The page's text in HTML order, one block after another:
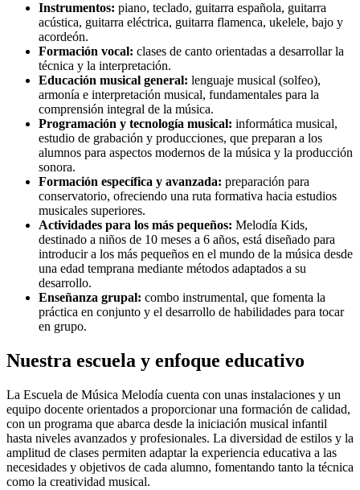
Instrumentos: piano, teclado, guitarra española, guitarra
acústica, guitarra eléctrica, guitarra flamenca, ukelele, bajo y
acordeón.
Formación vocal: clases de canto orientadas a desarrollar la
técnica y la interpretación.
Educación musical general: lenguaje musical (solfeo),
armonía e interpretación musical, fundamentales para la
comprensión integral de la música.
Programación y tecnología musical: informática musical,
estudio de grabación y producciones, que preparan a los
alumnos para aspectos modernos de la música y la producción
sonora.
Formación específica y avanzada: preparación para
conservatorio, ofreciendo una ruta formativa hacia estudios
musicales superiores.
Actividades para los más pequeños: Melodía Kids,
destinado a niños de 10 meses a 6 años, está diseñado para
introducir a los más pequeños en el mundo de la música desde
una edad temprana mediante métodos adaptados a su
desarrollo.
Enseñanza grupal: combo instrumental, que fomenta la
práctica en conjunto y el desarrollo de habilidades para tocar
en grupo.
Nuestra escuela y enfoque educativo
La Escuela de Música Melodía cuenta con unas instalaciones y un
equipo docente orientados a proporcionar una formación de calidad,
con un programa que abarca desde la iniciación musical infantil
hasta niveles avanzados y profesionales. La diversidad de estilos y la
amplitud de clases permiten adaptar la experiencia educativa a las
necesidades y objetivos de cada alumno, fomentando tanto la técnica
como la creatividad musical.